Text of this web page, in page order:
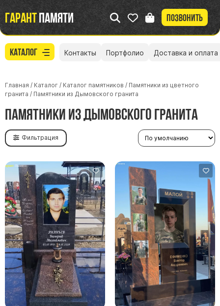
Гарантпамяти Позвонить
Каталог
Участникам СВО
Памятники из гранита
Памятники из мрамора
Элитные памятники
Резные памятники
Мемориальные комплексы
Контакты Портфолио Доставка и оплата
Главная / Каталог / Каталог памятников / Памятники из цветного
гранита / Памятники из Дымовского гранита
Памятники из Дымовского гранита
Фильтрация